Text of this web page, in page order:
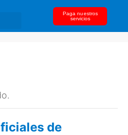
Paga nuestros
servicios
de